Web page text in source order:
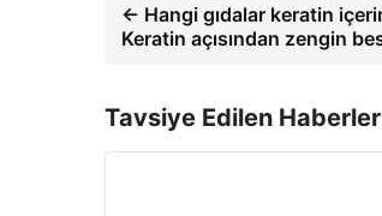
← Hangi gıdalar keratin
Keratin açısından zengin
Tavsiye Edilen Haberler